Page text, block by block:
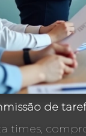
de
times,